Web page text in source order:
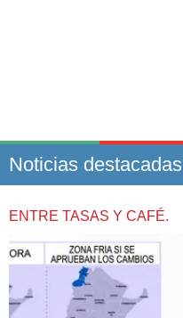
Noticias destacadas
ENTRE TASAS Y CAFÉ.